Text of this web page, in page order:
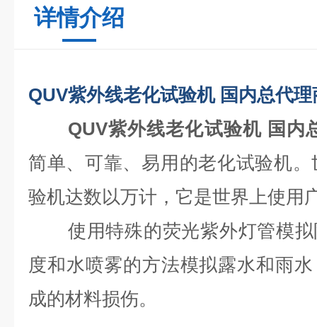
详情介绍
QUV紫外线老化试验机 国内总代
QUV紫外线老化试验机 国内
简单、可靠、易用的老化试验机
验机达数以万计，它是世界上使用
使用特殊的荧光紫外灯管模
度和水喷雾的方法模拟露水和雨
成的材料损伤。